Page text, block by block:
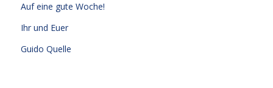
Auf eine gute Woche!
Ihr und Euer
Guido Quelle